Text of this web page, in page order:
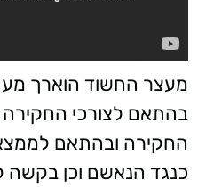
מעצר החשוד הוארך
בהתאם לצורכי החקירה
החקירה ובהתאם
כנגד הנאשם וכן